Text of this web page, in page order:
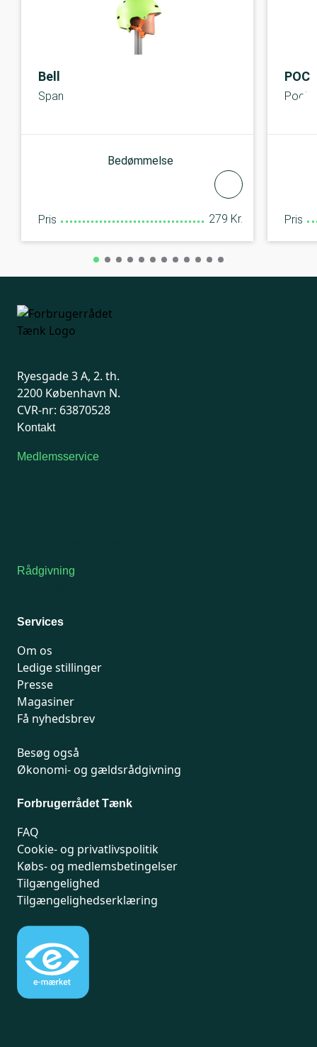
Bell
Span
Bedømmelse
Pris 279 Kr.
POC
Pris
Ryesgade 3 A, 2. th.
2200 København N.
CVR-nr: 63870528
Kontakt
Medlemsservice
Rådgivning
Services
Om os
Ledige stillinger
Presse
Magasiner
Få nyhedsbrev
Besøg også
Økonomi- og gældsrådgivning
Forbrugerrådet Tænk
FAQ
Cookie- og privatlivspolitik
Købs- og medlemsbetingelser
Tilgængelighed
Tilgængelighedserklæring